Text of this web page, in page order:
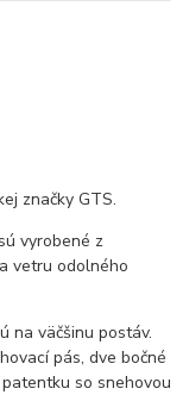
značky GTS.
vyrobené z
vetru odolného
na väčšinu postáv.
pás, dve bočné
so snehovou